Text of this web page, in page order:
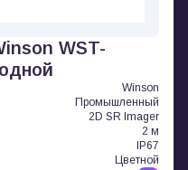
WST-
Winson
Промышленный
2D SR Imager
2 м
IP67
Цветной